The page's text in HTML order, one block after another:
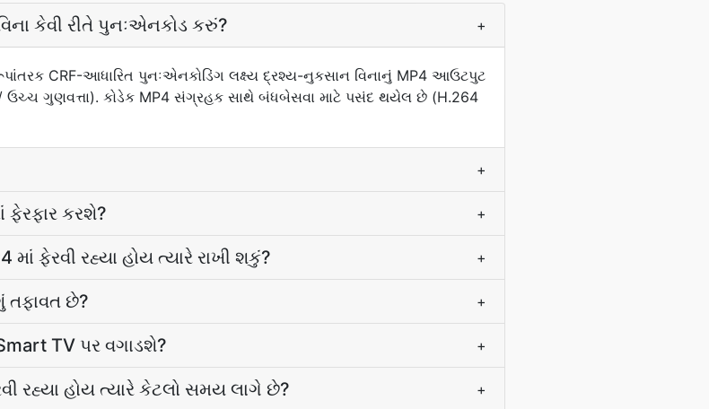
કેવી રીતે પુનઃએનકોડ કરું? +
CRF-આધારિત પુનઃએનકોડિંગ લક્ષ્ય દ્રશ્ય-નુકસાન વિનાનું MP4 આઉટપુટ
ઉચ્ચ ગુણવત્તા). કોડેક MP4 સંગ્રહક સાથે બંધબેસવા માટે પસંદ થયેલ છે (H.264
+
ફેરફાર કરશે? +
ફેરવી રહ્યા હોય ત્યારે રાખી શકું? +
તફાવત છે? +
TV પર વગાડશે? +
રહ્યા હોય ત્યારે કેટલો સમય લાગે છે? +